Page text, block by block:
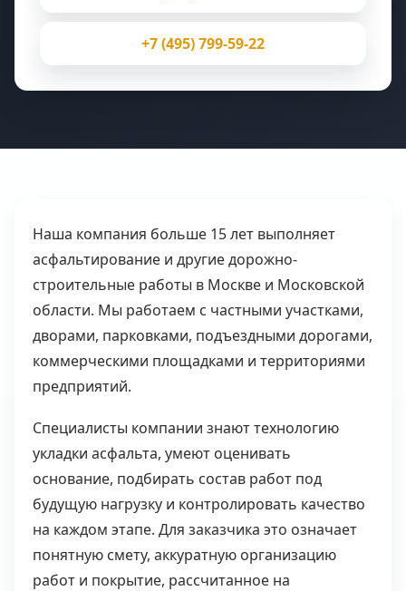
+7 (495) 799-59-22
Наша компания больше 15 лет выполняет
асфальтирование и другие дорожно-
строительные работы в Москве и Московской
области. Мы работаем с частными участками,
дворами, парковками, подъездными дорогами,
коммерческими площадками и территориями
предприятий.
Специалисты компании знают технологию
укладки асфальта, умеют оценивать
основание, подбирать состав работ под
будущую нагрузку и контролировать качество
на каждом этапе. Для заказчика это означает
понятную смету, аккуратную организацию
работ и покрытие, рассчитанное на